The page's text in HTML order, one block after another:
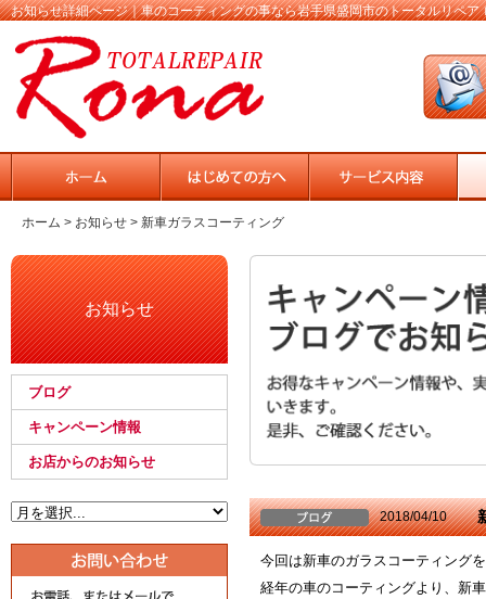
お知らせ詳細ページ｜車のコーティングの事なら岩手県盛岡市のトータルリペア
ホーム > お知らせ > 新車ガラスコーティング
お知らせ
ブログ
キャンペーン情報
お店からのお知らせ
2018/04/10
今回は新車のガラスコーティング
経年の車のコーティングより、新